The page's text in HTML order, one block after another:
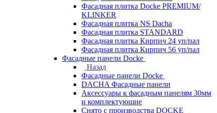
Фасадная плитка Docke PREMIUM/
KLINKER
Фасадная плитка NS Dacha
Фасадная плитка STANDARD
Фасадная плитка Кирпич 24 уп/пал
Фасадная плитка Кирпич 56 уп/пал
Фасадные панели Docke
Назад
Фасадные панели Docke
DACHA Фасадные панели
Аксессуары к фасадным панелям 30мм
и комплектующие
Снято с производства DOCKE